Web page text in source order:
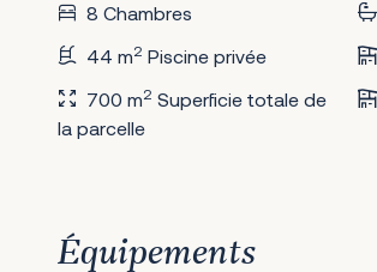
8 Chambres
44 m2 Piscine privée
700 m2 Superficie totale de
la parcelle
Équipements